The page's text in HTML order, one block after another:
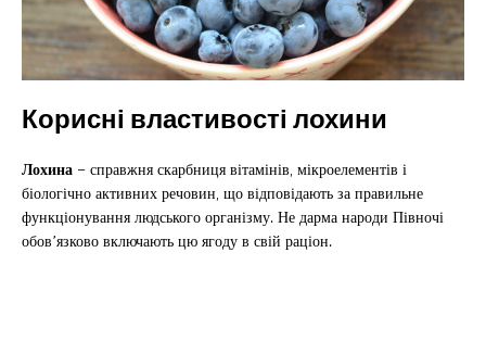
Корисні властивості лохини
Лохина – справжня скарбниця вітамінів, мікроелементів і
біологічно активних речовин, що відповідають за правильне
функціонування людського організму. Не дарма народи Півночі
обов’язково включають цю ягоду в свій раціон.